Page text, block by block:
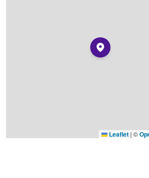
Leaflet | ©